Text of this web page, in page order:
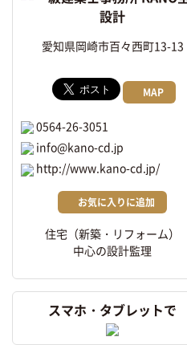
愛知県岡崎市百々西町13-13
MAP
0564-26-3051
info@kano-cd.jp
http://www.kano-cd.jp/
お気に入りに追加
住宅（新築・リフォーム）
中心の設計監理
スマホ・タブレットで